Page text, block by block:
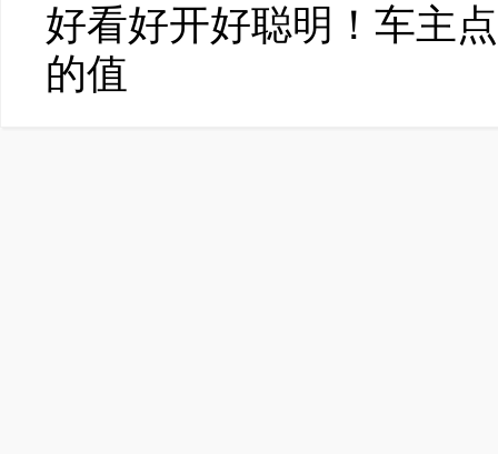
好看好开好聪明！车主
的值